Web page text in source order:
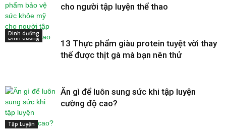
Dinh dưỡng
cho người tập luyện thể thao
Dinh dưỡng
13 Thực phẩm giàu protein tuyệt vời thay
thế được thịt gà mà bạn nên thử
Tập Luyện
Ăn gì để luôn sung sức khi tập luyện
cường độ cao?